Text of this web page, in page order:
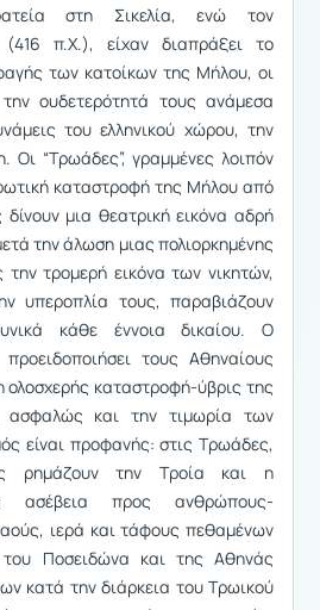
στη Σικελία, ενώ τον
(416 π.Χ.), είχαν διαπράξει το
των κατοίκων της Μήλου, οι
ουδετερότητά τους ανάμεσα
του ελληνικού χώρου, την
Οι “Τρωάδες”, γραμμένες λοιπόν
καταστροφή της Μήλου από
μια θεατρική εικόνα αδρή
την άλωση μιας πολιορκημένης
τρομερή εικόνα των νικητών,
υπεροπλία τους, παραβιάζουν
κάθε έννοια δικαίου. Ο
τους Αθηναίους
ολοσχερής καταστροφή-ύβρις της
ασφαλώς και την τιμωρία των
είναι προφανής: στις Τρωάδες,
ρημάζουν την Τροία και η
ασέβεια προς ανθρώπους-
ιερά και τάφους πεθαμένων
του Ποσειδώνα και της Αθηνάς
κατά την διάρκεια του Τρωικού